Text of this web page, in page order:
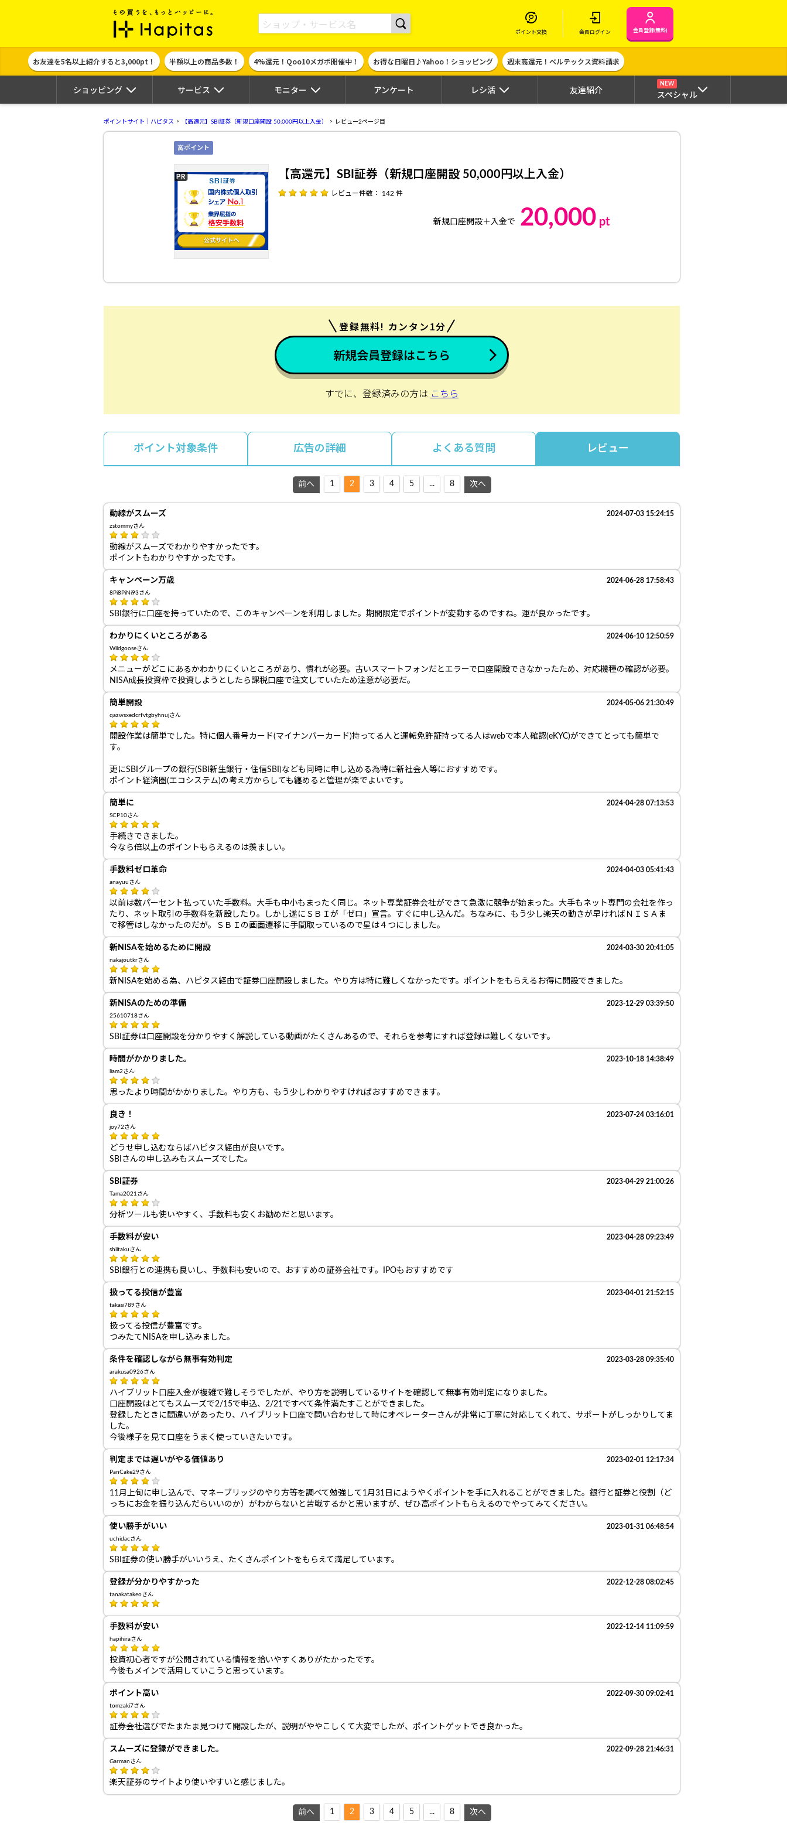
ポイント貯めて現金やギフト券に交換できるポイントサイト | ハピタス
ポイント交換 会員ログイン 会員登録(無料)
お友達を5名以上紹介すると3,000pt！ 半額以上の商品多数！ 4%還元！Qoo10メガポ開催中！ お得な日曜日♪Yahoo！ショッピング 週末高還元！ベルテックス資料請求
ショッピング サービス モニター アンケート レシ活 友達紹介
NEW
スペシャル
ポイントサイト｜ハピタス 【高還元】SBI証券（新規口座開設 50,000円以上入金） レビュー2ページ目
高ポイント
【高還元】SBI証券（新規口座開設 50,000円以上入金）
レビュー件数： 142 件
新規口座開設＋入金で 20,000 pt
登録無料! カンタン1分
新規会員登録はこちら
すでに、登録済みの方は こちら
ポイント対象条件 広告の詳細 よくある質問 レビュー
前へ 1 2 3 4 5 ... 8 次へ
動線がスムーズ 2024-07-03 15:24:15
zstommyさん
動線がスムーズでわかりやすかったです。
ポイントもわかりやすかったです。
キャンペーン万歳 2024-06-28 17:58:43
8Pi8PiNi93さん
SBI銀行に口座を持っていたので、このキャンペーンを利用しました。期間限定でポイントが変動するのですね。運が良かったです。
わかりにくいところがある 2024-06-10 12:50:59
Wildgooseさん
メニューがどこにあるかわかりにくいところがあり、慣れが必要。古いスマートフォンだとエラーで口座開設できなかったため、対応機種の確認が必要。
NISA成長投資枠で投資しようとしたら課税口座で注文していたため注意が必要だ。
簡単開設 2024-05-06 21:30:49
qazwsxedcrfvtgbyhnujさん
開設作業は簡単でした。特に個人番号カード(マイナンバーカード)持ってる人と運転免許証持ってる人はwebで本人確認(eKYC)ができてとっても簡単で
す。
更にSBIグループの銀行(SBI新生銀行・住信SBI)なども同時に申し込める為特に新社会人等におすすめです。
ポイント経済圏(エコシステム)の考え方からしても纏めると管理が楽でよいです。
簡単に 2024-04-28 07:13:53
SCP10さん
手続きできました。
今なら倍以上のポイントもらえるのは羨ましい。
手数料ゼロ革命 2024-04-03 05:41:43
anayuuさん
以前は数パーセント払っていた手数料。大手も中小もまったく同じ。ネット専業証券会社ができて急激に競争が始まった。大手もネット専門の会社を作っ
たり、ネット取引の手数料を新設したり。しかし遂にＳＢＩが「ゼロ」宣言。すぐに申し込んだ。ちなみに、もう少し楽天の動きが早ければＮＩＳＡま
で移管はしなかったのだが。ＳＢＩの画面遷移に手間取っているので星は４つにしました。
新NISAを始めるために開設 2024-03-30 20:41:05
nakajoutkrさん
新NISAを始める為、ハピタス経由で証券口座開設しました。やり方は特に難しくなかったです。ポイントをもらえるお得に開設できました。
新NISAのための準備 2023-12-29 03:39:50
25610718さん
SBI証券は口座開設を分かりやすく解説している動画がたくさんあるので、それらを参考にすれば登録は難しくないです。
時間がかかりました。 2023-10-18 14:38:49
liam2さん
思ったより時間がかかりました。やり方も、もう少しわかりやすければおすすめできます。
良き！ 2023-07-24 03:16:01
joy72さん
どうせ申し込むならばハピタス経由が良いです。
SBIさんの申し込みもスムーズでした。
SBI証券 2023-04-29 21:00:26
Tama2021さん
分析ツールも使いやすく、手数料も安くお勧めだと思います。
手数料が安い 2023-04-28 09:23:49
shiitakuさん
SBI銀行との連携も良いし、手数料も安いので、おすすめの証券会社です。IPOもおすすめです
扱ってる投信が豊富 2023-04-01 21:52:15
takasi789さん
扱ってる投信が豊富です。
つみたてNISAを申し込みました。
条件を確認しながら無事有効判定 2023-03-28 09:35:40
arakusa0926さん
ハイブリット口座入金が複雑で難しそうでしたが、やり方を説明しているサイトを確認して無事有効判定になりました。
口座開設はとてもスムーズで2/15で申込、2/21ですべて条件満たすことができました。
登録したときに間違いがあったり、ハイブリット口座で問い合わせして時にオペレーターさんが非常に丁寧に対応してくれて、サポートがしっかりしてま
した。
今後様子を見て口座をうまく使っていきたいです。
判定までは遅いがやる価値あり 2023-02-01 12:17:34
PanCake29さん
11月上旬に申し込んで、マネーブリッジのやり方等を調べて勉強して1月31日にようやくポイントを手に入れることができました。銀行と証券と役割（ど
っちにお金を振り込んだらいいのか）がわからないと苦戦するかと思いますが、ぜひ高ポイントもらえるのでやってみてください。
使い勝手がいい 2023-01-31 06:48:54
uchidacさん
SBI証券の使い勝手がいいうえ、たくさんポイントをもらえて満足しています。
登録が分かりやすかった 2022-12-28 08:02:45
tanakatakeoさん
手数料が安い 2022-12-14 11:09:59
hapihiraさん
投資初心者ですが公開されている情報を拾いやすくありがたかったです。
今後もメインで活用していこうと思っています。
ポイント高い 2022-09-30 09:02:41
tomzaki7さん
証券会社選びでたまたま見つけて開設したが、説明がややこしくて大変でしたが、ポイントゲットでき良かった。
スムーズに登録ができました。 2022-09-28 21:46:31
Garmanさん
楽天証券のサイトより使いやすいと感じました。
前へ 1 2 3 4 5 ... 8 次へ